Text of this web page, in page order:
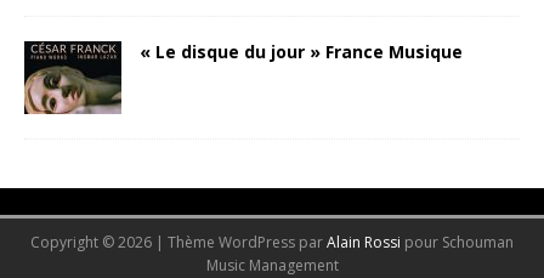
« Le disque du jour » France Musique
Copyright © 2026 | Thème WordPress parAlain Rossi pour Schouman
Music Management